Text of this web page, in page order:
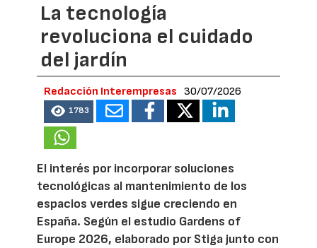
La tecnología
revoluciona el cuidado
del jardín
Redacción Interempresas 30/07/2026
1783
El interés por incorporar soluciones
tecnológicas al mantenimiento de los
espacios verdes sigue creciendo en
España. Según el estudio Gardens of
Europe 2026, elaborado por Stiga junto con